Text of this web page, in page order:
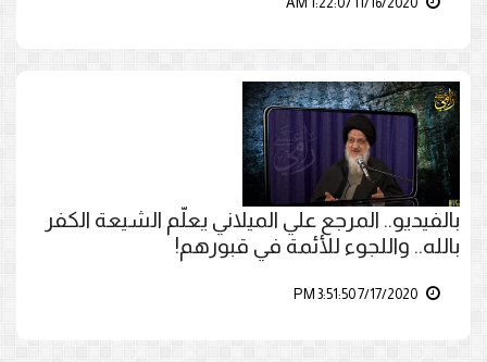
بالفيديو.. المرجع علي الميلاني يعلّم الشيعة الكفر
بالله.. واللجوء للأئمة في قبورهم!